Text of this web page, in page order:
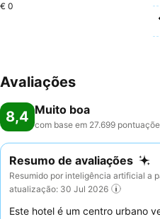
€ 0
Avaliações
8,4 Muito boa
com base em 27.699
Resumo de avaliações
Resumido por inteligência artificial a
atualização: 30 Jul 2026
Este hotel é um centro urbano